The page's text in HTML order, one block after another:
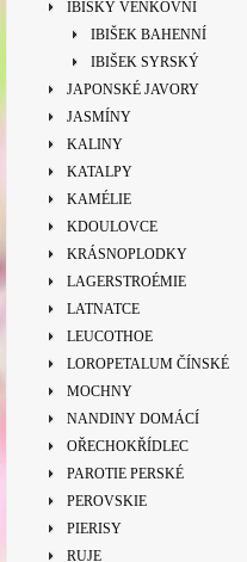
IBIŠKY VENKOVNÍ
IBIŠEK BAHENNÍ
IBIŠEK SYRSKÝ
JAPONSKÉ JAVORY
JASMÍNY
KALINY
KATALPY
KAMÉLIE
KDOULOVCE
KRÁSNOPLODKY
LAGERSTROÉMIE
LATNATCE
LEUCOTHOE
LOROPETALUM ČÍNSKÉ
MOCHNY
NANDINY DOMÁCÍ
OŘECHOKŘÍDLEC
PAROTIE PERSKÉ
PEROVSKIE
PIERISY
RUJE